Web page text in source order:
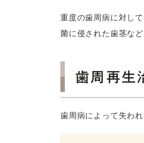
重度の歯周病に対し
菌に侵された歯茎など
歯周再生
歯周病によって失わ